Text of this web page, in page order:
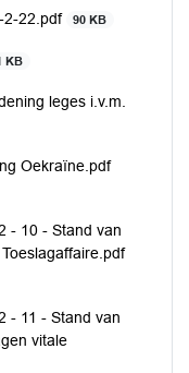
2-22.pdf 90 KB
KB
leges i.v.m.
Oekraïne.pdf
- 10 - Stand van
- 11 - Stand van
vitale